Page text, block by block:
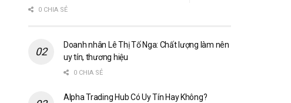
0 CHIA SẺ
Doanh nhân Lê Thị Tố Nga: Chất lượng làm nên
uy tín, thương hiệu
0 CHIA SẺ
Alpha Trading Hub Có Uy Tín Hay Không?